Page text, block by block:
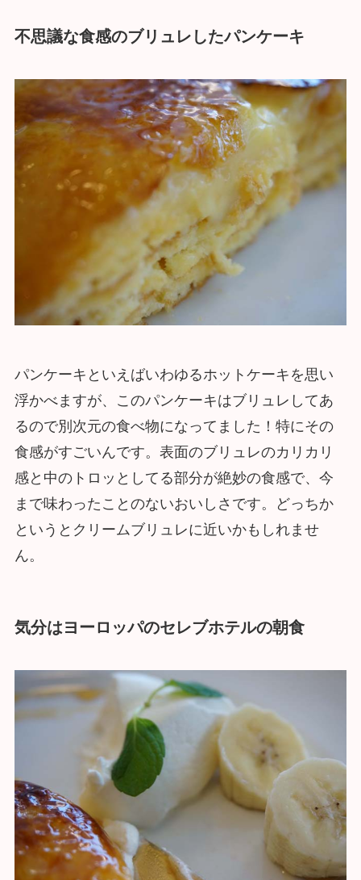
不思議な食感のブリュレしたパンケーキ
パンケーキといえばいわゆるホットケーキを思い
浮かべますが、このパンケーキはブリュレしてあ
るので別次元の食べ物になってました！特にその
食感がすごいんです。表面のブリュレのカリカリ
感と中のトロッとしてる部分が絶妙の食感で、今
まで味わったことのないおいしさです。どっちか
というとクリームブリュレに近いかもしれませ
ん。
気分はヨーロッパのセレブホテルの朝食